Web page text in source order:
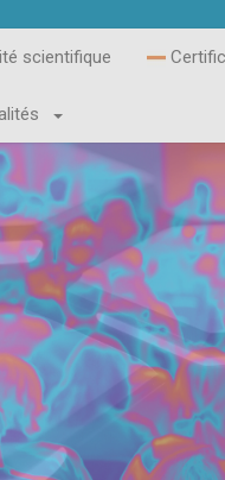
scientifique